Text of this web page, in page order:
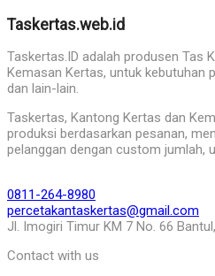
Taskertas.web.id
Taskertas.ID adalah produsen Tas
Kemasan Kertas, untuk kebutuhan
dan lain-lain.
Taskertas, Kantong Kertas dan
produksi berdasarkan pesanan,
pelanggan dengan custom jumlah,
0811-264-8980
percetakantaskertas@gmail.com
Jl. Imogiri Timur KM 7 No. 66
Contact with us